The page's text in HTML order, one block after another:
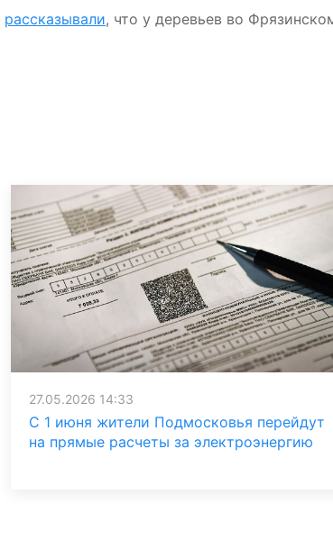
рассказывали, что у деревьев во
27.05.2026 14:33
С 1 июня жители Подмосковья перейдут
на прямые расчеты за электроэнергию